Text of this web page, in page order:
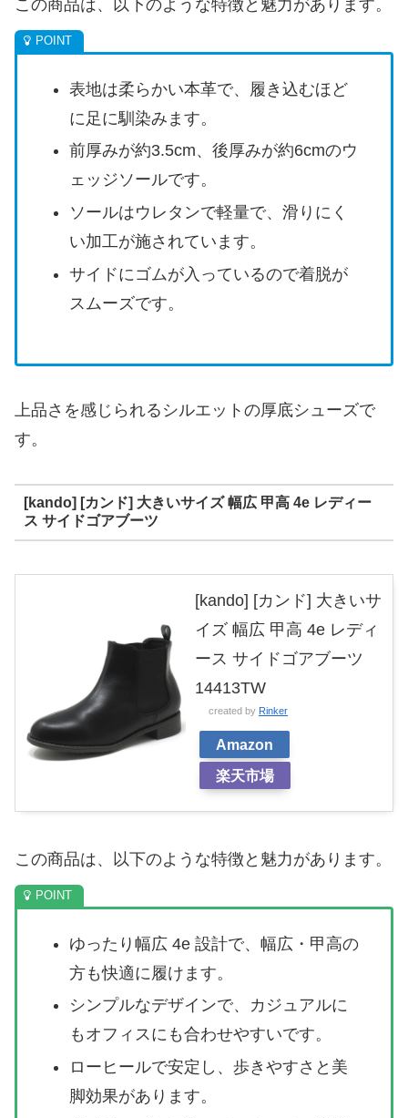
この商品は、以下のような特徴と魅力があります。
表地は柔らかい本革で、履き込むほど
に足に馴染みます。
前厚みが約3.5cm、後厚みが約6cmのウ
ェッジソールです。
ソールはウレタンで軽量で、滑りにく
い加工が施されています。
サイドにゴムが入っているので着脱が
スムーズです。
上品さを感じられるシルエットの厚底シューズで
す。
[kando] [カンド] 大きいサイズ 幅広 甲高 4e レディー
ス サイドゴアブーツ
[kando] [カンド] 大きいサ
イズ 幅広 甲高 4e レディ
ース サイドゴアブーツ
14413TW
created by Rinker
Amazon
楽天市場
この商品は、以下のような特徴と魅力があります。
ゆったり幅広 4e 設計で、幅広・甲高の
方も快適に履けます。
シンプルなデザインで、カジュアルに
もオフィスにも合わせやすいです。
ローヒールで安定し、歩きやすさと美
脚効果があります。